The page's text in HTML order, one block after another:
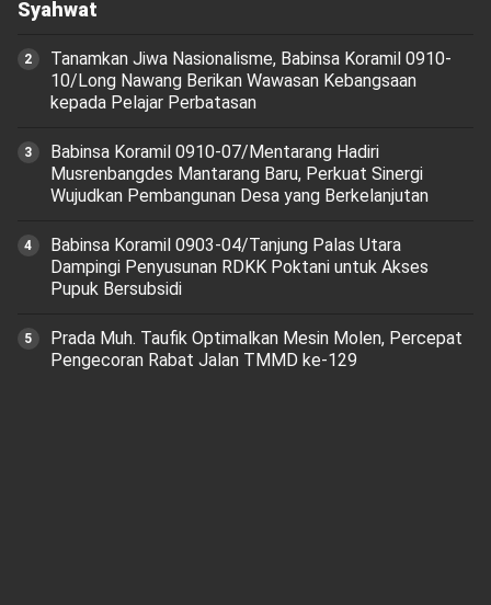
Syahwat
Tanamkan Jiwa Nasionalisme, Babinsa Koramil 0910-
10/Long Nawang Berikan Wawasan Kebangsaan
kepada Pelajar Perbatasan
Babinsa Koramil 0910-07/Mentarang Hadiri
Musrenbangdes Mantarang Baru, Perkuat Sinergi
Wujudkan Pembangunan Desa yang Berkelanjutan
‎Babinsa Koramil 0903-04/Tanjung Palas Utara
Dampingi Penyusunan RDKK Poktani untuk Akses
Pupuk Bersubsidi
Prada Muh. Taufik Optimalkan Mesin Molen, Percepat
Pengecoran Rabat Jalan TMMD ke-129